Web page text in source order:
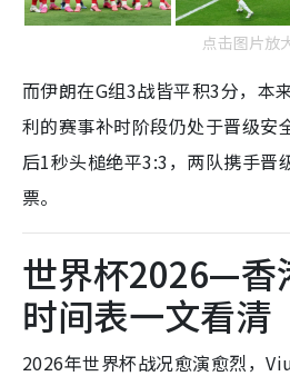
点击图片放
而伊朗在G组3战皆平积3分，本
利的赛事补时阶段仍处于晋级安
后1秒头槌绝平3:3，两队携手晋
票。
世界杯2026—香
时间表一文看清
2026年世界杯战况愈演愈烈，